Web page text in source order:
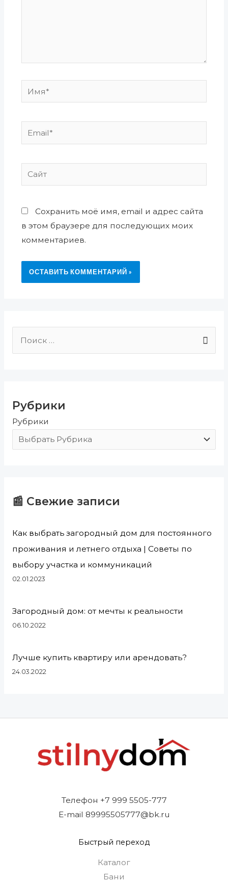
Имя*
Email*
Сайт
Сохранить моё имя, email и адрес сайта
в этом браузере для последующих моих
комментариев.
к
:
Рубрики
Рубрики
📰 Свежие записи
Как выбрать загородный дом для постоянного
проживания и летнего отдыха | Советы по
выбору участка и коммуникаций
02.01.2023
Загородный дом: от мечты к реальности
06.10.2022
Лучше купить квартиру или арендовать?
24.03.2022
Телефон +7 999 5505-777
E-mail 89995505777@bk.ru
Быстрый переход
Каталог
Бани